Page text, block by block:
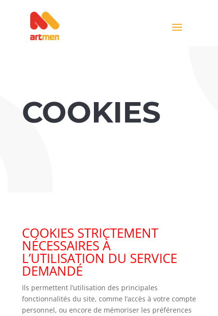
COOKIES
COOKIES STRICTEMENT
NÉCESSAIRES À
L’UTILISATION DU SERVICE
DEMANDÉ
Ils permettent l’utilisation des principales
fonctionnalités du site, comme l’accès à votre compte
personnel, ou encore de mémoriser les préférences